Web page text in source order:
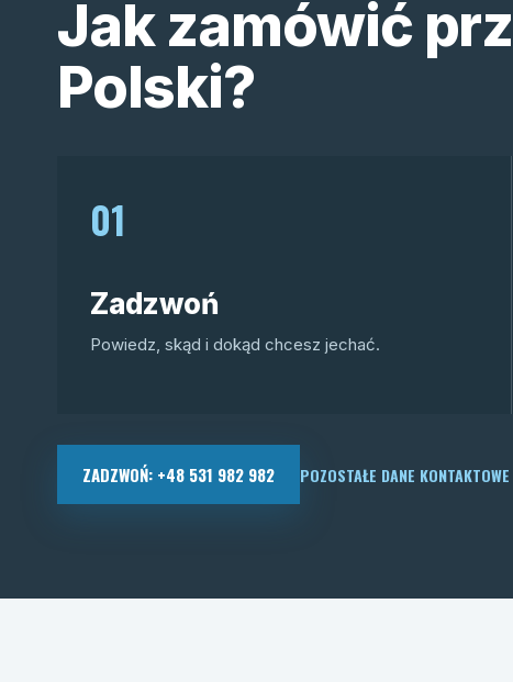
Jak zamówić
Polski?
01
Zadzwoń
Powiedz, skąd i dokąd chcesz jechać.
ZADZWOŃ: +48 531 982 982 POZOSTAŁE DANE KONTAKTOWE